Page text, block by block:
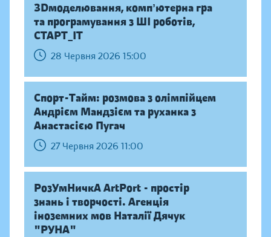
ЗDмоделювання, компʼютерна гра
та програмування з ШІ роботів,
СТАРТ_ІТ
28 Червня 2026 15:00
Спорт-Тайм: розмова з олімпійцем
Андрієм Мандзієм та руханка з
Анастасією Пугач
27 Червня 2026 11:00
РозУмНичкА ArtPort - простір
знань і творчості. Агенція
іноземних мов Наталії Дячук
"РУНА"